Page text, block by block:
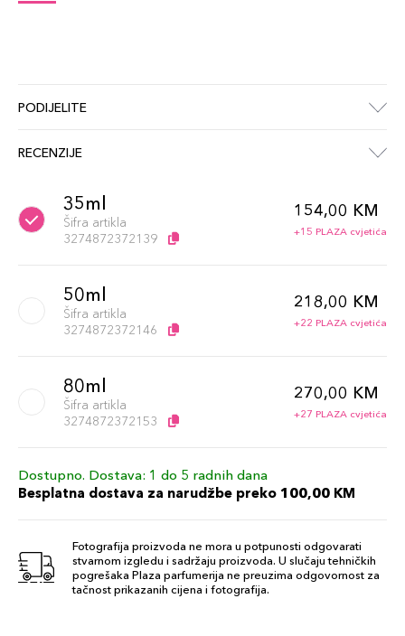
PODIJELITE
RECENZIJE
35ml
Šifra artikla
3274872372139
154,00 KM
+15 PLAZA cvjetića
50ml
Šifra artikla
3274872372146
218,00 KM
+22 PLAZA cvjetića
80ml
Šifra artikla
3274872372153
270,00 KM
+27 PLAZA cvjetića
Dostupno. Dostava: 1 do 5 radnih dana
Besplatna dostava za narudžbe preko 100,00 KM
Fotografija proizvoda ne mora u potpunosti odgovarati
stvarnom izgledu i sadržaju proizvoda. U slučaju tehničkih
pogrešaka Plaza parfumerija ne preuzima odgovornost za
tačnost prikazanih cijena i fotografija.